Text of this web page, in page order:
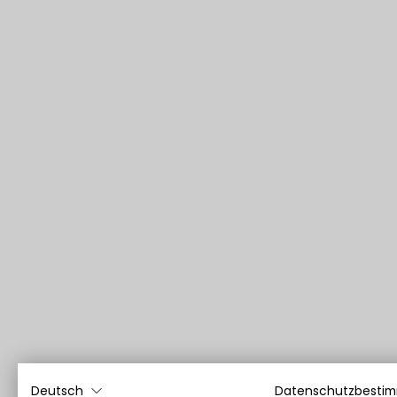
Deutsch